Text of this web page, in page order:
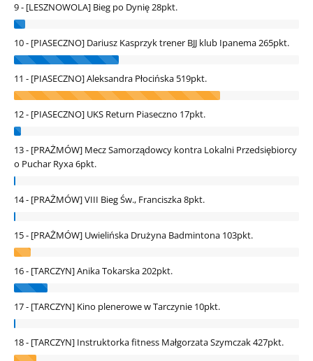
9 - [LESZNOWOLA] Bieg po Dynię28pkt.
10 - [PIASECZNO] Dariusz Kasprzyk trener BJJ klub Ipanema265pkt.
11 - [PIASECZNO] Aleksandra Płocińska 519pkt.
12 - [PIASECZNO] UKS Return Piaseczno 17pkt.
13 - [PRAŻMÓW] Mecz Samorządowcy kontra Lokalni Przedsiębiorcy
o Puchar Ryxa6pkt.
14 - [PRAŻMÓW] VIII Bieg Św., Franciszka8pkt.
15 - [PRAŻMÓW] Uwielińska Drużyna Badmintona 103pkt.
16 - [TARCZYN] Anika Tokarska202pkt.
17 - [TARCZYN] Kino plenerowe w Tarczynie 10pkt.
18 - [TARCZYN] Instruktorka fitness Małgorzata Szymczak427pkt.